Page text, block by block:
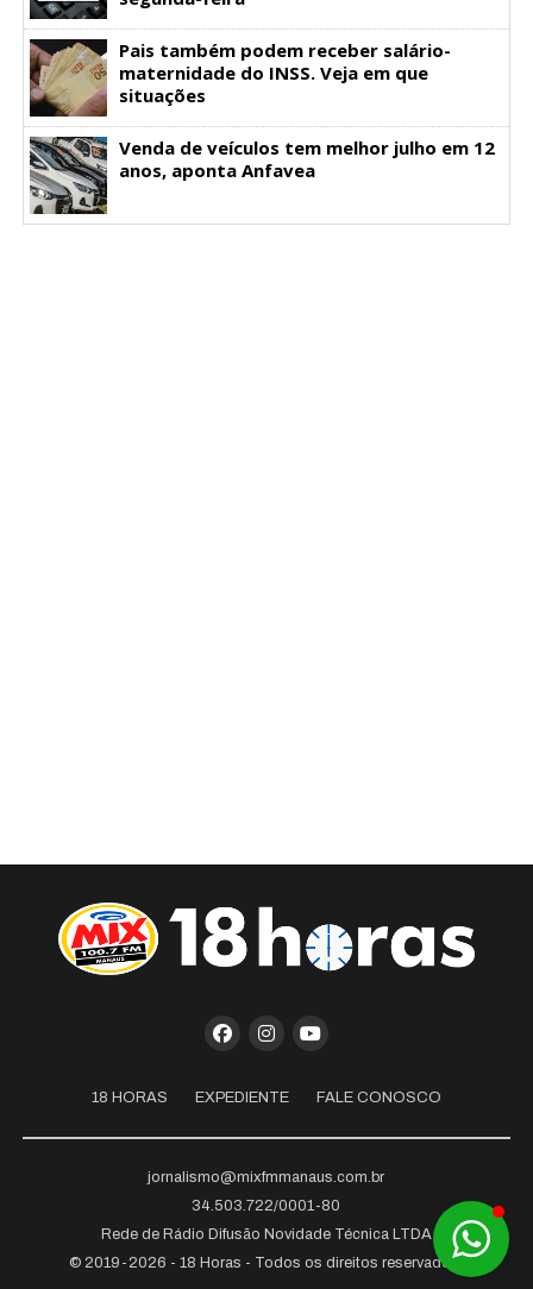
Pais também podem receber salário-
maternidade do INSS. Veja em que
situações
Venda de veículos tem melhor julho em 12
anos, aponta Anfavea
18 HORAS EXPEDIENTE FALE CONOSCO
jornalismo@mixfmmanaus.com.br
34.503.722/0001-80
Rede de Rádio Difusão Novidade Técnica LTDA
© 2019-2026 - 18 Horas - Todos os direitos reservados.